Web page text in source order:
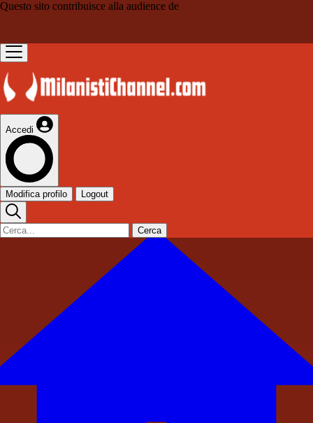
Questo sito contribuisce alla audience de
Accedi
Modifica profilo Logout
Cerca